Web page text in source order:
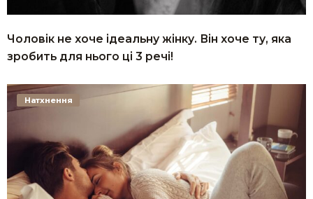
Чоловік не хоче ідеальну жінку. Він хоче ту, яка
зробить для нього ці 3 речі!
Натхнення